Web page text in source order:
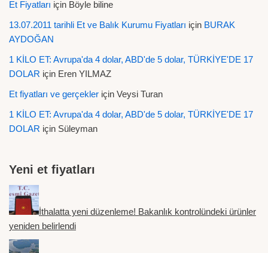
Et Fiyatları için Böyle biline
13.07.2011 tarihli Et ve Balık Kurumu Fiyatları için BURAK
AYDOĞAN
1 KİLO ET: Avrupa'da 4 dolar, ABD'de 5 dolar, TÜRKİYE'DE 17
DOLAR için Eren YILMAZ
Et fiyatları ve gerçekler için Veysi Turan
1 KİLO ET: Avrupa'da 4 dolar, ABD'de 5 dolar, TÜRKİYE'DE 17
DOLAR için Süleyman
Yeni et fiyatları
İthalatta yeni düzenleme! Bakanlık kontrolündeki ürünler
yeniden belirlendi